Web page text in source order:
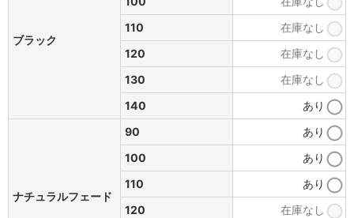
ブラック
110
在庫なし
120
在庫なし
130
在庫なし
140
あり
ナチュラルフェード
90
あり
100
あり
110
あり
120
在庫なし